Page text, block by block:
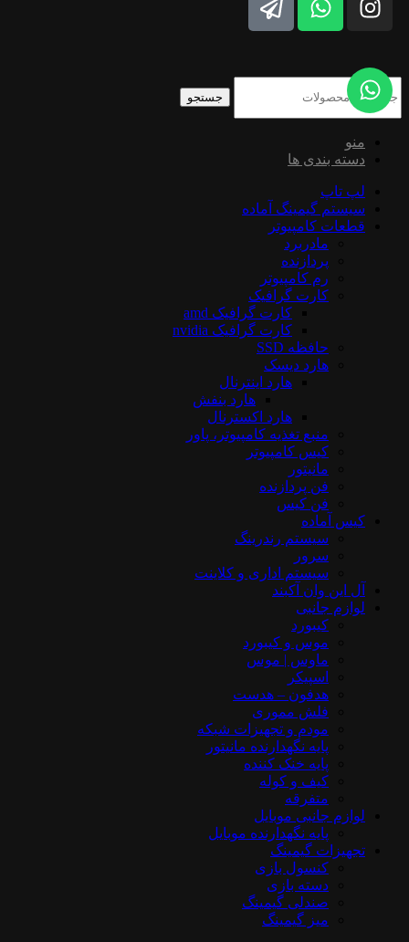
جستجو
منو
دسته بندی ها
لپ تاپ
سیستم گیمینگ آماده
قطعات کامپیوتر
مادربرد
پردازنده
رم کامپیوتر
کارت گرافیک
کارت گرافیک amd
کارت گرافیک nvidia
حافظه SSD
هارد دیسک
هارد اینترنال
هارد بنفش
هارد اکسترنال
منبع تغذیه کامپیوتر، پاور
کیس کامپیوتر
مانیتور
فن پردازنده
فن کیس
کیس آماده
سیستم رندرینگ
سرور
سیستم‌ اداری و کلاینت
آل این وان آکبند
لوازم جانبی
کیبورد
موس و کیبورد
ماوس | موس
اسپیکر
هدفون – هدست
فلش مموری
مودم و تجهیزات شبکه
پایه نگهدارنده مانیتور
پایه خنک کننده
کیف و کوله
متفرقه
لوازم جانبی موبایل
پایه نگهدارنده موبایل
تجهیزات گیمینگ
کنسول بازی
دسته بازی
صندلی گیمینگ
میز گیمینگ